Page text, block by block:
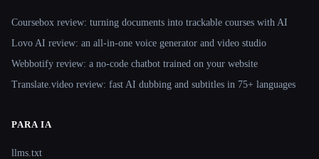
Coursebox review: turning documents into trackable courses with AI
Lovo AI review: an all-in-one voice generator and video studio
Webbotify review: a no-code chatbot trained on your website
Translate.video review: fast AI dubbing and subtitles in 75+ languages
PARA IA
llms.txt